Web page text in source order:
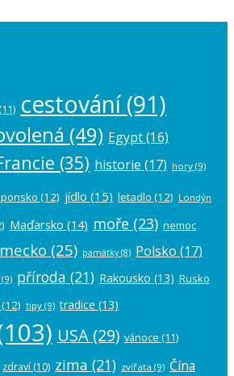
cestování(91)
(49) Egypt(16)
(35) historie (17) hory (9)
(12) jídlo (15) letadlo (12) Londýn
Maďarsko (14) moře (23) nemoc
(25) památky(8) Polsko (17)
(9) příroda (21) Rakousko (13) Rusko
(12) tipy (9) tradice (13)
USA (29) vánoce (11)
zdraví (10) zima (21) zvířata (9) Čína